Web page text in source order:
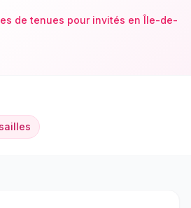
de tenues pour invités enÎle-de-